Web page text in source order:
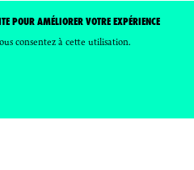
POUR AMÉLIORER VOTRE EXPÉRIENCE
consentez à cette utilisation.